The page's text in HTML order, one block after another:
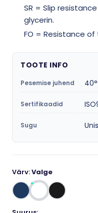
SR = Slip
glycerin.
FO = Resistance
TOOTE INFO
Pesemise juhend
Sertifikaadid
Sugu
Värv:Valge